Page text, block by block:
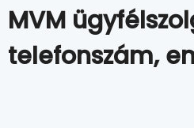
MVM
telefonszám,